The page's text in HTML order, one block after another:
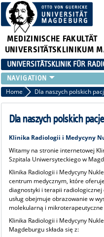
MEDIZINISCHE FAKULTÄT
UNIVERSITÄTSKLINIKUM
UNIVERSITÄTSKLINIK FÜR
RADIOLOGIE
NUKLEARMEDIZIN
MIKROTHERAPIE
LEHRE
FORSCHUNG UND STUDIEN
Home Dla naszych polskich
Dla naszych polskich
Klinika Radiologii i Medycyny
Witamy na stronie internetowej
Szpitala Uniwersyteckiego w
Klinika Radiologii i Medycyny
centrum medycznym, które
diagnostyki i terapii
usług obejmuje obrazowanie w
molekularną i
Klinika Radiologii i Medycyny
Magdeburgu składa się z: